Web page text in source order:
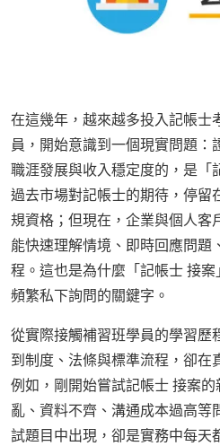
在這幾年，越來越多投入記帳士
員，開始意識到一個現實問題
職涯發展與收入穩定度的，是「
過去市場對記帳士的期待，停留
規資格；但現在，企業與個人客
能快速理解情境、即時回應問題
程。這也是為什麼「記帳士 接
頻繁私下詢問的關鍵字。
從實際接觸補習班學員的學習歷
到制度、法條與標準流程，卻在
例如，剛開始嘗試記帳士 接案
亂、資料不齊、溝通成本過高等
試題目中出現，卻是實務中每天